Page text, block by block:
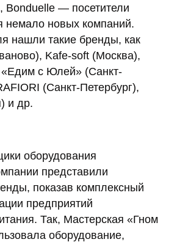
Bonduelle — посетители
немало новых компаний.
нашли такие бренды, как
Kafe-soft (Москва),
«Едим с Юлей» (Санкт-
(Санкт-Петербург),
и др.
оборудования
представили
показав комплексный
предприятий
Так, Мастерская «Гном
оборудование,